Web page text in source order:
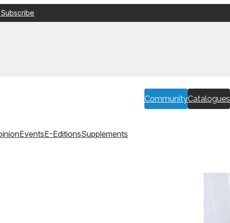
CommunityCatalogues
EventsE-EditionsSupplements